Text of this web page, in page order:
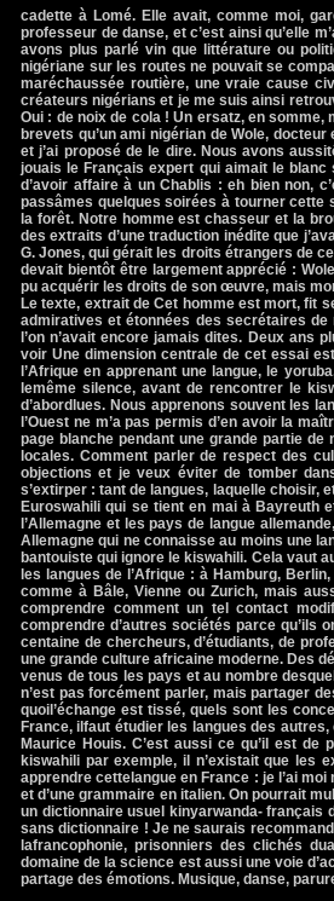
cadette à Lomé. Elle avait, comme moi,
professeur de danse, et c’est ainsi qu’elle
avons plus parlé vin que littérature ou
nigériane sur les routes ne pouvait se
maréchaussée routière, une vraie cause
créateurs nigérians et je me suis ainsi
Oui : de noix de cola ! Un ersatz, en
brevets qu’un ami nigérian de Wole,
et j’ai proposé de le dire. Nous avons
jouais le Français expert qui aimait le
d’avoir affaire à un Chablis : eh bien non,
passâmes quelques soirées à tourner cette
la forêt. Notre homme est chasseur et la
des extraits d’une traduction inédite que
G. Jones, qui gérait les droits étrangers de
devait bientôt être largement apprécié :
pu acquérir les droits de son œuvre, mais
Le texte, extrait de Cet homme est mort, fit
admiratives et étonnées des secrétaires
l’on n’avait encore jamais dites. Deux ans
voir Une dimension centrale de cet essai
l’Afrique en apprenant une langue, le
lemême silence, avant de rencontrer le
d’abordlues. Nous apprenons souvent les
l’Ouest ne m’a pas permis d’en avoir la
page blanche pendant une grande partie
locales. Comment parler de respect des
objections et je veux éviter de tomber
s’extirper : tant de langues, laquelle choisir,
Euroswahili qui se tient en mai à Bayreuth
l’Allemagne et les pays de langue
Allemagne qui ne connaisse au moins une
bantouiste qui ignore le kiswahili. Cela vaut
les langues de l’Afrique : à Hamburg,
comme à Bâle, Vienne ou Zurich, mais
comprendre comment un tel contact
comprendre d’autres sociétés parce qu’ils
centaine de chercheurs, d’étudiants, de
une grande culture africaine moderne. Des
venus de tous les pays et au nombre
n’est pas forcément parler, mais partager
quoil’échange est tissé, quels sont les
France, ilfaut étudier les langues des
Maurice Houis. C’est aussi ce qu’il est
kiswahili par exemple, il n’existait que les
apprendre cettelangue en France : je l’ai moi
et d’une grammaire en italien. On pourrait
un dictionnaire usuel kinyarwanda-
sans dictionnaire ! Je ne saurais
lafrancophonie, prisonniers des clichés
domaine de la science est aussi une voie
partage des émotions. Musique, danse,